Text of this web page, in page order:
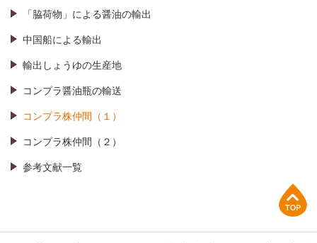
「脇荷物」による醤油の輸出
中国船による輸出
輸出しょうゆの生産地
コンプラ醤油瓶の輸送
コンプラ株仲間（１）
コンプラ株仲間（２）
参考文献一覧